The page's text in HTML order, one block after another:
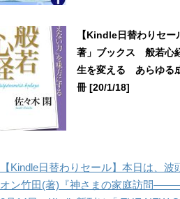
【Kindle日替わりセ
著」ブックス 般若心
生を変える あらゆる
冊 [20/1/18]
【Kindle日替わりセール】本日は、
オン竹田(著)『神さまの家庭訪問